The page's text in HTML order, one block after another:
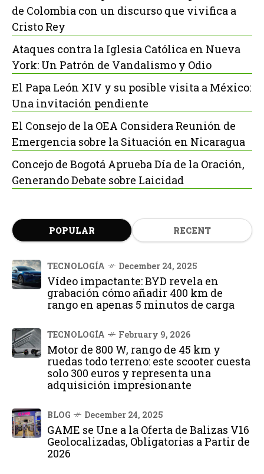
de Colombia con un discurso que vivifica a
Cristo Rey
Ataques contra la Iglesia Católica en Nueva
York: Un Patrón de Vandalismo y Odio
El Papa León XIV y su posible visita a México:
Una invitación pendiente
El Consejo de la OEA Considera Reunión de
Emergencia sobre la Situación en Nicaragua
Concejo de Bogotá Aprueba Día de la Oración,
Generando Debate sobre Laicidad
POPULAR RECENT
TECNOLOGÍA December 24, 2025
Vídeo impactante: BYD revela en
grabación cómo añadir 400 km de
rango en apenas 5 minutos de carga
TECNOLOGÍA February 9, 2026
Motor de 800 W, rango de 45 km y
ruedas todo terreno: este scooter cuesta
solo 300 euros y representa una
adquisición impresionante
BLOG December 24, 2025
GAME se Une a la Oferta de Balizas V16
Geolocalizadas, Obligatorias a Partir de
2026